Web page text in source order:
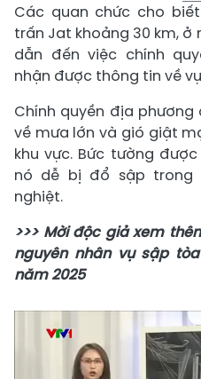
Các quan chức cho
trấn Jat khoảng 30 km, ở
dẫn đến việc chính
nhận được thông tin về
Chính quyền địa
về mưa lớn và gió giật
khu vực. Bức tường
nó dễ bị đổ sập trong
nghiệt.
>>> Mời độc giả xem
nguyên nhân vụ sập
năm 2025